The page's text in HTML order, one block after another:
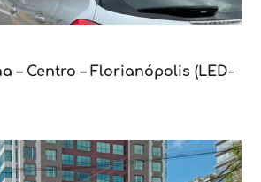
– Centro – Florianópolis (LED-